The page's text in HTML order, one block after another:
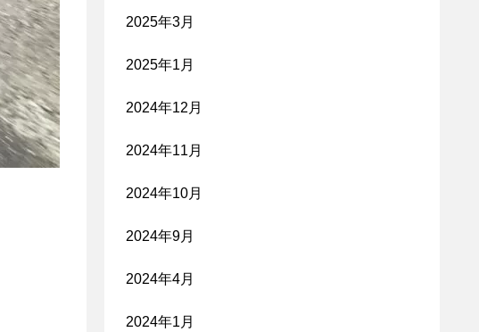
2025年3月
2025年1月
2024年12月
2024年11月
2024年10月
2024年9月
2024年4月
2024年1月